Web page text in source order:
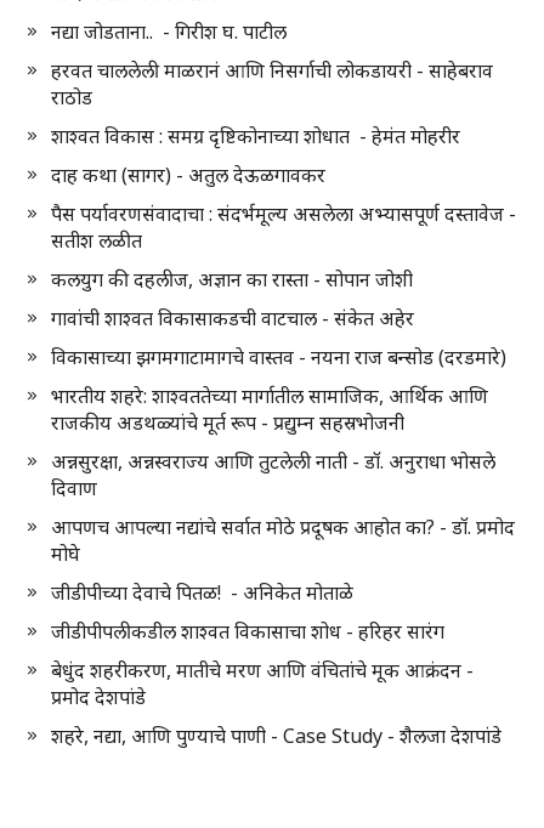
नद्या जोडताना.. - गिरीश घ. पाटील
हरवत चाललेली माळरानं आणि निसर्गाची लोकडायरी - साहेबराव
राठोड
शाश्वत विकास : समग्र दृष्टिकोनाच्या शोधात - हेमंत मोहरीर
दाह कथा (सागर) - अतुल देऊळगावकर
पैस पर्यावरणसंवादाचा : संदर्भमूल्य असलेला अभ्यासपूर्ण दस्तावेज -
सतीश लळीत
कलयुग की दहलीज, अज्ञान का रास्ता - सोपान जोशी
गावांची शाश्वत विकासाकडची वाटचाल - संकेत अहेर
विकासाच्या झगमगाटामागचे वास्तव - नयना राज बन्सोड (दरडमारे)
भारतीय शहरे: शाश्वततेच्या मार्गातील सामाजिक, आर्थिक आणि
राजकीय अडथळ्यांचे मूर्त रूप - प्रद्युम्न सहस्रभोजनी
अन्नसुरक्षा, अन्नस्वराज्य आणि तुटलेली नाती - डॉ. अनुराधा भोसले
दिवाण
आपणच आपल्या नद्यांचे सर्वात मोठे प्रदूषक आहोत का? - डॉ. प्रमोद
मोघे
जीडीपीच्या देवाचे पितळ! - अनिकेत मोताळे
जीडीपीपलीकडील शाश्वत विकासाचा शोध - हरिहर सारंग
बेधुंद शहरीकरण, मातीचे मरण आणि वंचितांचे मूक आक्रंदन -
प्रमोद देशपांडे
शहरे, नद्या, आणि पुण्याचे पाणी - Case Study - शैलजा देशपांडे